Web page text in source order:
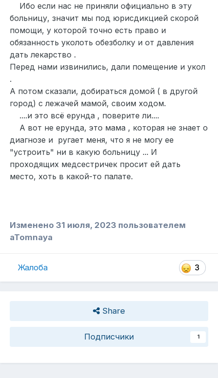
Ибо если нас не приняли официально в эту
больницу, значит мы под юрисдикцией скорой
помощи, у которой точно есть право и
обязанность уколоть обезболку и от давления
дать лекарство .
Перед нами извинились, дали помещение и укол
.
А потом сказали, добираться домой ( в другой
город) с лежачей мамой, своим ходом.
....и это всё ерунда , поверите ли....
А вот не ерунда, это мама , которая не знает о
диагнозе и ругает меня, что я не могу ее
"устроить" ни в какую больницу ... И
проходящих медсестричек просит ей дать
место, хоть в какой-то палате.
Изменено 31 июля, 2023 пользователем
aTomnaya
3
Жалоба
Share
Подписчики 1